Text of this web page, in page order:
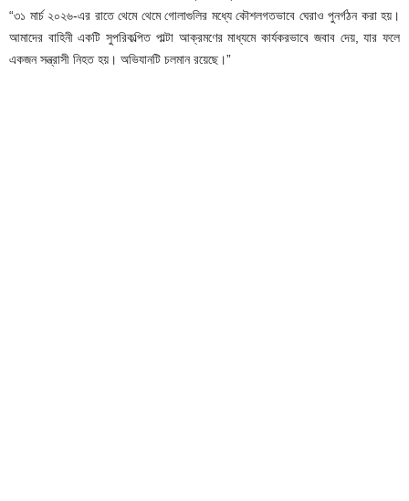
“৩১ মার্চ ২০২৬-এর রাতে থেমে থেমে গোলাগুলির মধ্যে কৌশলগতভাবে ঘেরাও পুনর্গঠন করা হয়।
আমাদের বাহিনী একটি সুপরিকল্পিত পাল্টা আক্রমণের মাধ্যমে কার্যকরভাবে জবাব দেয়, যার ফলে
একজন সন্ত্রাসী নিহত হয়। অভিযানটি চলমান রয়েছে।”